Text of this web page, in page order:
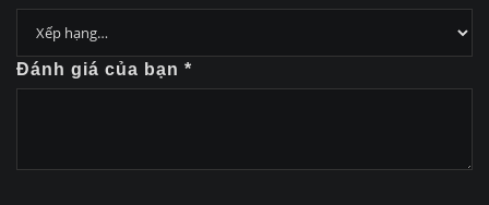
Đánh giá của bạn *